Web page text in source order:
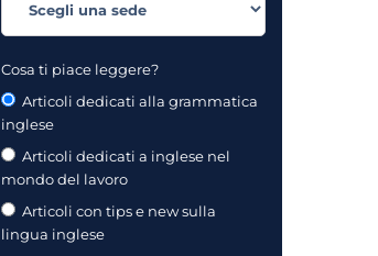
Cosa ti piace leggere?
Articoli dedicati alla grammatica
inglese
Articoli dedicati a inglese nel
mondo del lavoro
Articoli con tips e new sulla
lingua inglese